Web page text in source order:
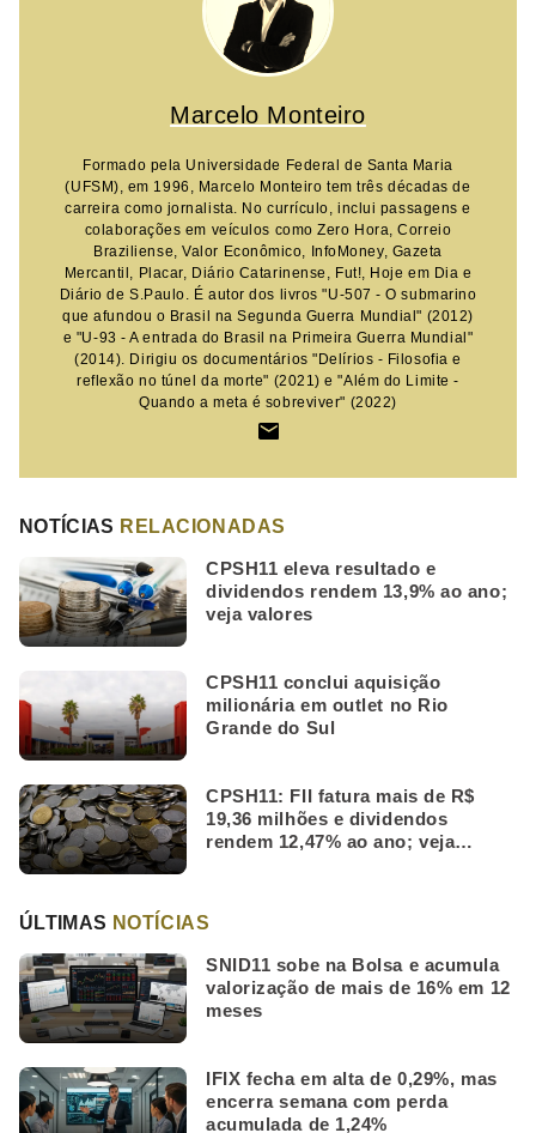
Marcelo Monteiro
Formado pela Universidade Federal de Santa Maria
(UFSM), em 1996, Marcelo Monteiro tem três décadas de
carreira como jornalista. No currículo, inclui passagens e
colaborações em veículos como Zero Hora, Correio
Braziliense, Valor Econômico, InfoMoney, Gazeta
Mercantil, Placar, Diário Catarinense, Fut!, Hoje em Dia e
Diário de S.Paulo. É autor dos livros "U-507 - O submarino
que afundou o Brasil na Segunda Guerra Mundial" (2012)
e "U-93 - A entrada do Brasil na Primeira Guerra Mundial"
(2014). Dirigiu os documentários "Delírios - Filosofia e
reflexão no túnel da morte" (2021) e "Além do Limite -
Quando a meta é sobreviver" (2022)
NOTÍCIAS RELACIONADAS
CPSH11 eleva resultado e
dividendos rendem 13,9% ao ano;
veja valores
CPSH11 conclui aquisição
milionária em outlet no Rio
Grande do Sul
CPSH11: FII fatura mais de R$
19,36 milhões e dividendos
rendem 12,47% ao ano; veja
ÚLTIMAS NOTÍCIAS
SNID11 sobe na Bolsa e acumula
valorização de mais de 16% em 12
meses
IFIX fecha em alta de 0,29%, mas
encerra semana com perda
acumulada de 1,24%